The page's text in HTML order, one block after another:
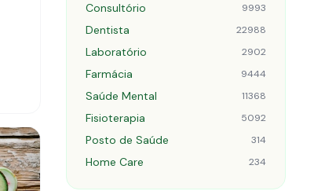
Consultório 9993
Dentista 22988
Laboratório 2902
Farmácia 9444
Saúde Mental 11368
Fisioterapia 5092
Posto de Saúde 314
Home Care 234